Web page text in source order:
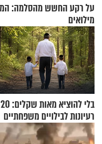
מילואים
בלי להוציא מאות שקלים: 20
רעיונות לבילויים משפחתיים
כמעט בחינם